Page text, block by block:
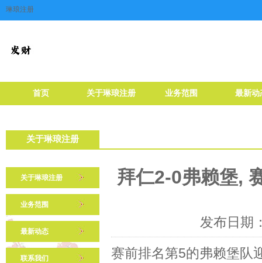
琳琅注册
首页 关于琳琅注册 业务范围 最新动
关于琳琅注册
关于琳琅注册
业务范围
最新动态
联系我们
拜仁2-0弗赖堡,
发布日期
赛前排名第5的弗赖堡队